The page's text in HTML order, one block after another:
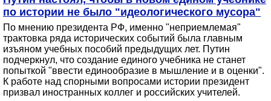
по истории не было "идеологического мусора"
По мнению президента РФ, именно "неприемлемая"
трактовка ряда исторических событий была главным
изъяном учебных пособий предыдущих лет. Путин
подчеркнул, что создание единого учебника не станет
попыткой "ввести единообразие в мышление и в оценки".
К работе над спорными вопросами истории президент
призвал иностранных коллег и российских учителей.